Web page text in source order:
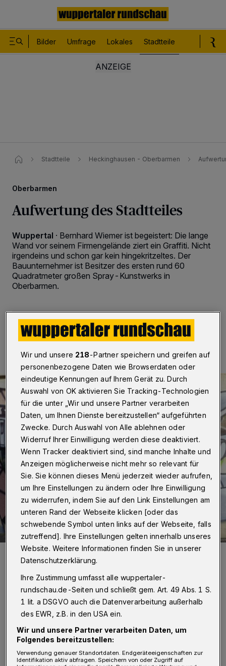
Bilder Umfrage Lokales Stadtteile
Stadtteile Heckinghausen - Oberbarmen
Oberbarmen
Aufwertung des Stadtteiles
Wuppertal · Bernhard Wiemer ist begeistert: Die lange
Wand vor seinem Firmengelände ziert ein Graffiti. Nicht
irgendeins und schon gar kein hingekritzeltes. Der
Bauunternehmer ist Besitzer des ersten rund 60
Quadratmeter großen Spray-Kunstwerks in
Oberbarmen.
09.11.2018 , 14:30 Uhr 2 Minuten Lesezeit
Sie freuen sich über ein großes (und legales!) Graffiti in
Oberbarmen: Bernhard Wiemer, Steffen Peter, Christiane Plagge
Foto: vierzwozwo
D afür bedankte er sich jetzt bei den
Organisatorinnen vom Quartierbüro und
Wir und unsere 218-Partner speichern und greifen auf
personenbezogene Daten wie Browserdaten oder
eindeutige Kennungen auf Ihrem Gerät zu. Durch
Auswahl von OK aktivieren Sie Tracking-Technologien
für die unter „Wir und unsere Partner verarbeiten
Daten, um Ihnen Dienste bereitzustellen“ aufgeführten
Zwecke. Durch Auswahl von Alle ablehnen oder
Widerruf Ihrer Einwilligung werden diese deaktiviert.
Wenn Tracker deaktiviert sind, sind manche Inhalte und
Anzeigen möglicherweise nicht mehr so relevant für
Sie. Sie können dieses Menü jederzeit wieder aufrufen,
um Ihre Einstellungen zu ändern oder Ihre Einwilligung
zu widerrufen, indem Sie auf den Link Einstellungen am
unteren Rand der Webseite klicken [oder das
schwebende Symbol unten links auf der Webseite, falls
zutreffend]. Ihre Einstellungen gelten innerhalb unseres
Website. Weitere Informationen finden Sie in unserer
Datenschutzerklärung.
Ihre Zustimmung umfasst alle wuppertaler-
rundschau.de-Seiten und schließt gem. Art. 49 Abs. 1 S.
1 lit. a DSGVO auch die Datenverarbeitung außerhalb
des EWR, z.B. in den USA ein.
Wir und unsere Partner verarbeiten Daten, um
Folgendes bereitzustellen:
Verwendung genauer Standortdaten. Endgeräteeigenschaften zur
Identifikation aktiv abfragen. Speichern von oder Zugriff auf